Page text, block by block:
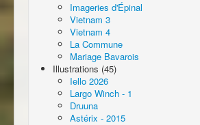
Imageries d'Épinal
Vietnam 3
Vietnam 4
La Commune
Mariage Bavarois
Illustrations (45)
Iello 2026
Largo Winch - 1
Druuna
Astérix - 2015